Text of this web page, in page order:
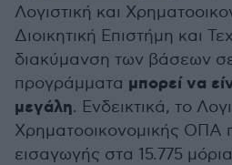
Λογιστική και
Διοικητική Επιστήμη και
διακύμανση των βάσεων
προγράμματα μπορεί να
μεγάλη. Ενδεικτικά, το
Χρηματοοικονομικής ΟΠΑ
εισαγωγής στα 15.775